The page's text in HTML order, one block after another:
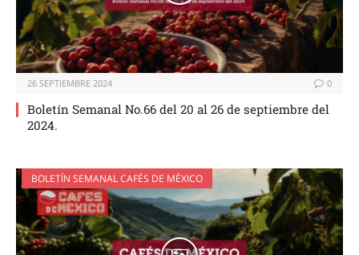
26 SEPTIEMBRE 2024 0
Boletín Semanal No.66 del 20 al 26 de septiembre del
2024.
BOLETÍN SEMANAL CAFÉS DE MÉXICO